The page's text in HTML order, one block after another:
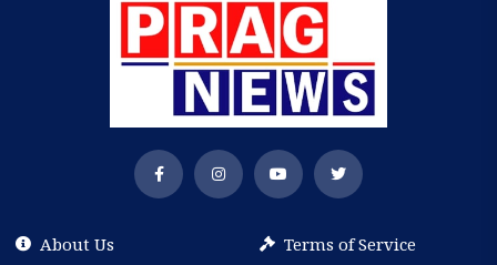
About Us
Terms of Service